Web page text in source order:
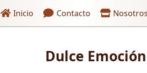
Enlaces de encabezado
Inicio Contacto Nosotros
Dulce Emoción